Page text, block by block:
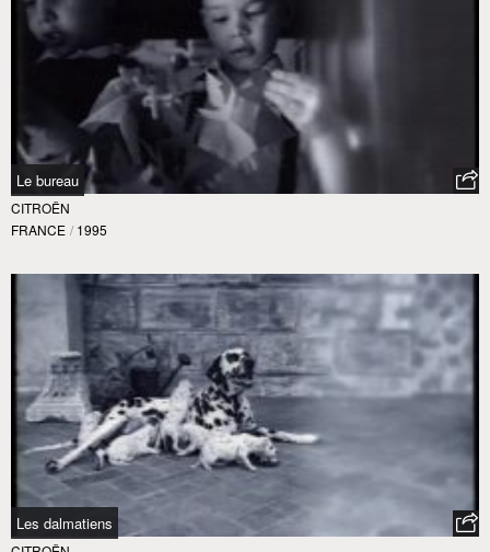
Le bureau
CITROËN
FRANCE / 1995
Les dalmatiens